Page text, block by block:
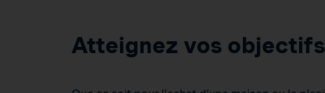
Atteignez vos